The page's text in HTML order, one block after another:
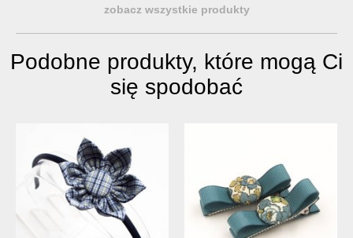
zobacz wszystkie produkty
Podobne produkty, które mogą Ci
się spodobać